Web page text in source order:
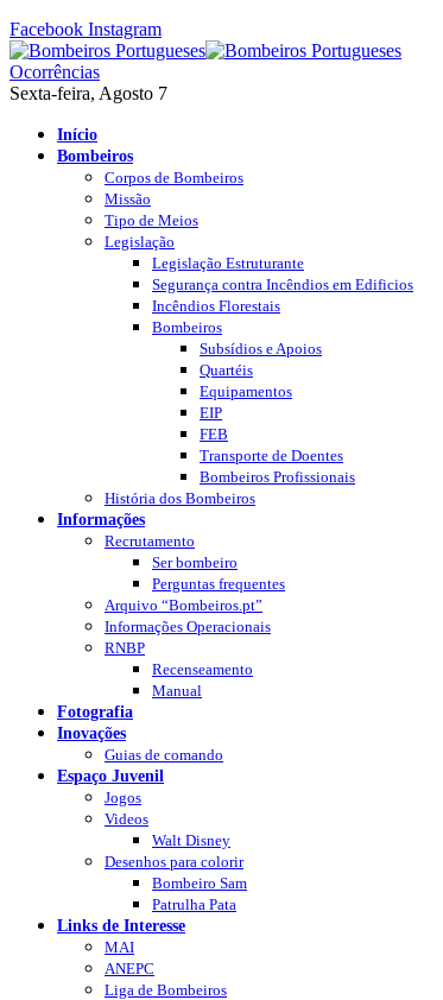
Facebook Instagram
Ocorrências
Sexta-feira, Agosto 7
Início
Bombeiros
Corpos de Bombeiros
Missão
Tipo de Meios
Legislação
Legislação Estruturante
Segurança contra Incêndios em Edificios
Incêndios Florestais
Bombeiros
Subsídios e Apoios
Quartéis
Equipamentos
EIP
FEB
Transporte de Doentes
Bombeiros Profissionais
História dos Bombeiros
Informações
Recrutamento
Ser bombeiro
Perguntas frequentes
Arquivo “Bombeiros.pt”
Informações Operacionais
RNBP
Recenseamento
Manual
Fotografia
Inovações
Guias de comando
Espaço Juvenil
Jogos
Videos
Walt Disney
Desenhos para colorir
Bombeiro Sam
Patrulha Pata
Links de Interesse
MAI
ANEPC
Liga de Bombeiros